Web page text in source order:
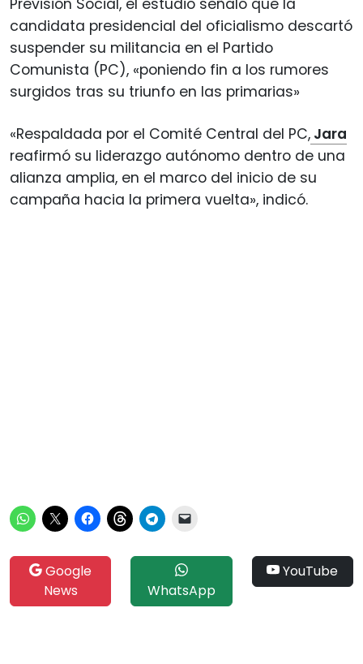
candidata presidencial del oficialismo descartó
suspender su militancia en el Partido
Comunista (PC), «poniendo fin a los rumores
surgidos tras su triunfo en las primarias»
«Respaldada por el Comité Central del PC, Jara
reafirmó su liderazgo autónomo dentro de una
alianza amplia, en el marco del inicio de su
campaña hacia la primera vuelta», indicó.
Google
News
WhatsApp
YouTube